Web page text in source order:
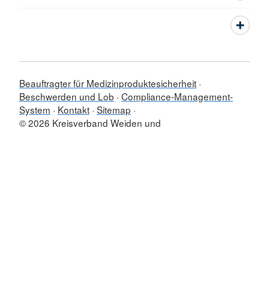
Beauftragter für Medizinproduktesicherheit
Beschwerden und Lob Compliance-Management-
System
Kontakt Sitemap
© 2026 Kreisverband Weiden und